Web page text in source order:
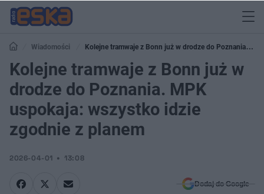
Wiadomości
Kolejne tramwaje z Bonn już w drodze do Poznania.
MPK uspokaja: wszystko idzie zgodnie z planem
Kolejne tramwaje z Bonn już w
drodze do Poznania. MPK
uspokaja: wszystko idzie
zgodnie z planem
2026-04-01 13:08
Dodaj do Google